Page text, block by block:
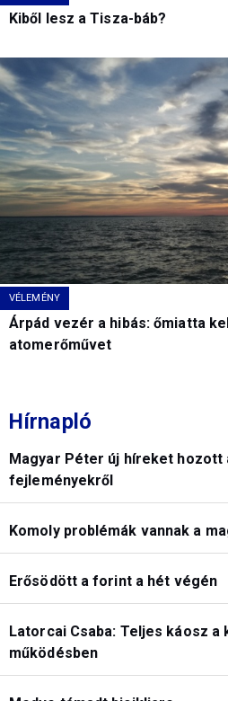
Kiből lesz a Tisza-báb?
VÉLEMÉNY
Árpád vezér a hibás: őmiatta
atomerőművet
Hírnapló
Magyar Péter új híreket hozott
fejleményekről
Komoly problémák vannak a
Erősödött a forint a hét végén
Latorcai Csaba: Teljes káosz a
működésben